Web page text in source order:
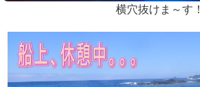
横穴抜けま～す！